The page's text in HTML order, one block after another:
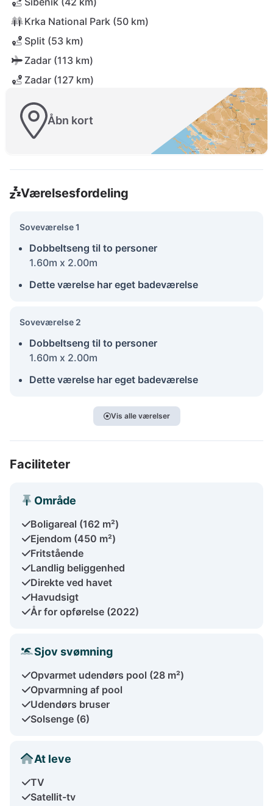
Krka National Park (50 km)
Split (53 km)
Zadar (113 km)
Zadar (127 km)
Åbn kort
Værelsesfordeling
Soveværelse 1
Dobbeltseng til to personer
1.60m x 2.00m
Dette værelse har eget badeværelse
Soveværelse 2
Dobbeltseng til to personer
1.60m x 2.00m
Dette værelse har eget badeværelse
Vis alle værelser
Faciliteter
Område
Boligareal (162 m²)
Ejendom (450 m²)
Fritstående
Landlig beliggenhed
Direkte ved havet
Havudsigt
År for opførelse (2022)
Sjov svømning
Opvarmet udendørs pool (28 m²)
Opvarmning af pool
Udendørs bruser
Solsenge (6)
At leve
TV
Satellit-tv